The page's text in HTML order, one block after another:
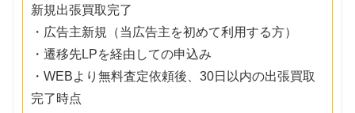
新規出張買取完了
・広告主新規（当広告主を初めて利用する方）
・遷移先LPを経由しての申込み
・WEBより無料査定依頼後、30日以内の出張買取
完了時点